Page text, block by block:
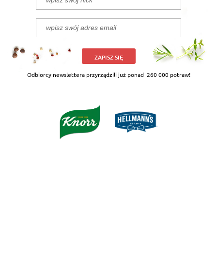
ZAPISZ SIĘ
Odbiorcy newslettera przyrządzili już ponad 260 000 potraw!